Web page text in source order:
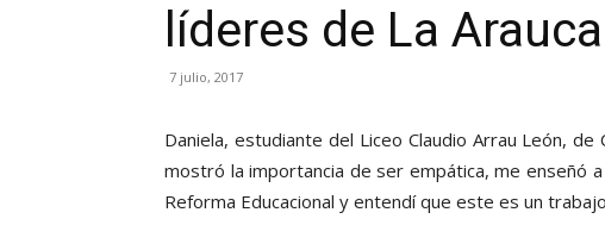
líderes de La
7 julio, 2017
Daniela, estudiante del Liceo Claudio Arrau León,
mostró la importancia de ser empática, me enseñó
Reforma Educacional y entendí que este es un